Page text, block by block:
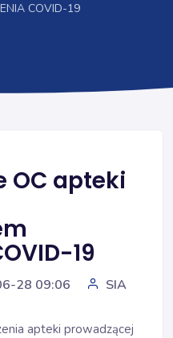
COVID-19
OC apteki
19
28 09:06
SIA
apteki prowadzącej